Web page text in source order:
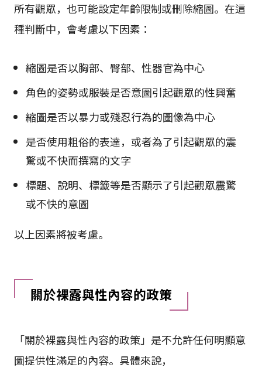
所有觀眾，也可能設定年齡限制或刪除縮圖。在這
種判斷中，會考慮以下因素：
縮圖是否以胸部、臀部、性器官為中心
角色的姿勢或服裝是否意圖引起觀眾的性興奮
縮圖是否以暴力或殘忍行為的圖像為中心
是否使用粗俗的表達，或者為了引起觀眾的震
驚或不快而撰寫的文字
標題、說明、標籤等是否顯示了引起觀眾震驚
或不快的意圖
以上因素將被考慮。
關於裸露與性內容的政策
「關於裸露與性內容的政策」是不允許任何明顯意
圖提供性滿足的內容。具體來說，